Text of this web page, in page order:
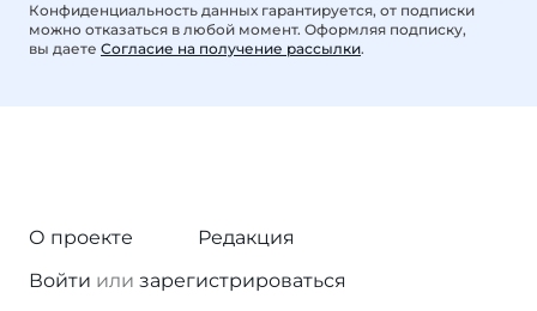
Конфиденциальность данных гарантируется, от подписки
можно отказаться в любой момент. Оформляя подписку,
вы даете Согласие на получение рассылки.
О проекте
Редакция
Войти или зарегистрироваться